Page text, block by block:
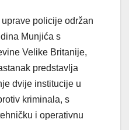
policije održan
Munjića s
Velike Britanije,
predstavlja
dvije institucije u
kriminala, s
i operativnu